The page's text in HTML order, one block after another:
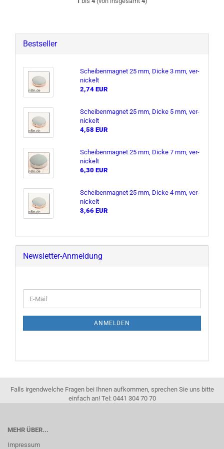
Bestseller
Schei­ben­ma­gnet 25 mm, Dicke 3 mm, ver­
ni­ckelt
2,74 EUR
Schei­ben­ma­gnet 25 mm, Dicke 5 mm, ver­
ni­ckelt
4,58 EUR
Schei­ben­ma­gnet 25 mm, Dicke 7 mm, ver­
ni­ckelt
6,30 EUR
Schei­ben­ma­gnet 25 mm, Dicke 4 mm, ver­
ni­ckelt
3,66 EUR
Newsletter-Anmeldung
E-
Mail
ANMELDEN
Falls irgendwelche Fragen bei Ihnen aufkommen, sprechen Sie uns bitte
einfach an! Tel: 0441 304 70 70
MEHR ÜBER...
Impressum